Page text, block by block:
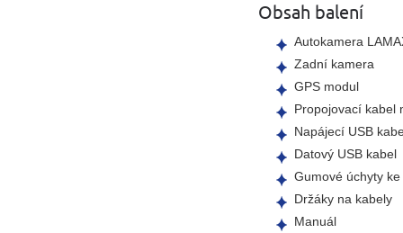
Obsah balení
Autokamera
Zadní kamera
GPS modul
Propojovací kabel
Napájecí USB
Datový USB kabel
Gumové úchyty
Držáky na kabely
Manuál